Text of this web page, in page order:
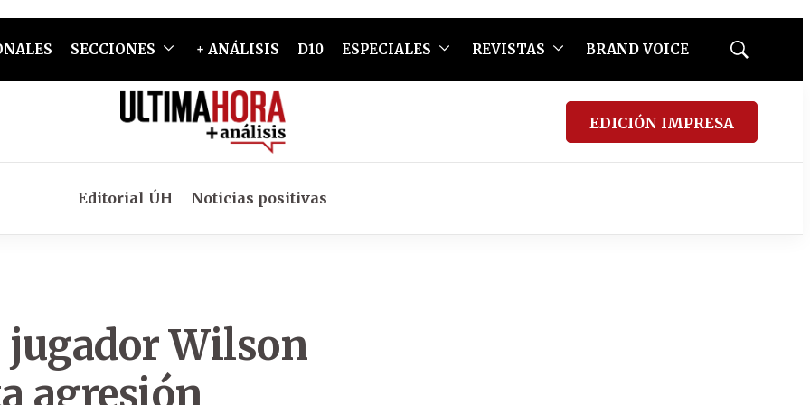
SECCIONES + ANÁLISIS D10 ESPECIALES REVISTAS BRAND VOICE
Mostrar
EDICIÓN IMPRESA
Editorial ÚH Noticias positivas
jugador Wilson
agresión